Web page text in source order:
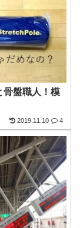
骨盤職人！模
2019.11.10 4